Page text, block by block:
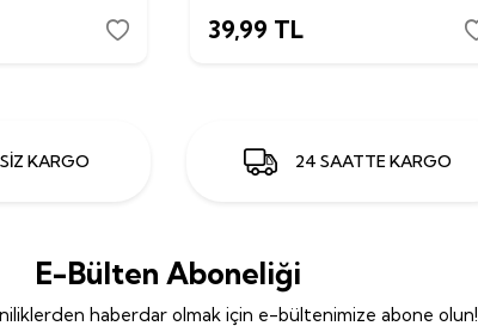
39,99 TL
KARGO 24 SAATTE KARGO
E-Bülten Aboneliği
haberdar olmak için e-bültenimize abone olun!